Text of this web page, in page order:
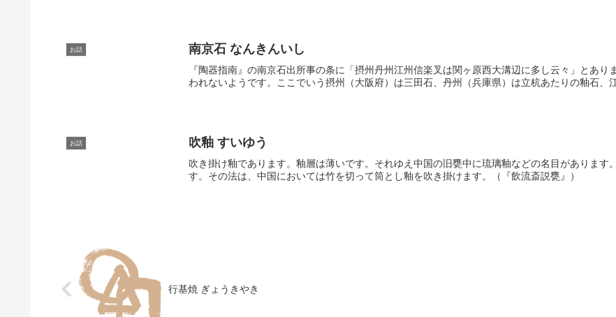
お話 南京石 なんきんいし
『陶器指南』の南京石出所事の条に「摂州丹州江州信楽叉は関ヶ原西大溝辺に多し云々」とあ
われないようです。ここでいう摂州（大阪府）は三田石、丹州（兵庫県）は立杭あたりの釉石、
お話 吹釉 すいゆう
吹き掛け釉であります。釉層は薄いです。それゆえ中国の旧甕中に琉璃釉などの名目がありま
す。その法は、中国においては竹を切って筒とし釉を吹き掛けます。（『飲流斎説甕』）
行基焼 ぎょうきやき